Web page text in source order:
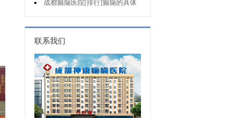
个医院专治儿童癫痫好?
成都癫痫医院[排行]癫痫的具体
症状有哪些?
联系我们